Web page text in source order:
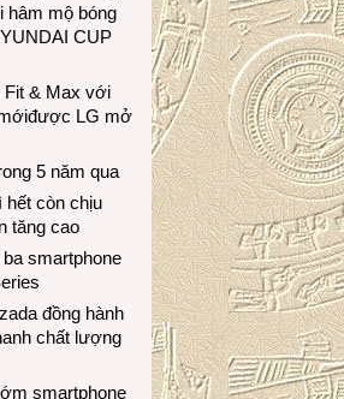
hâm mộ bóng
CUP
Fit & Max với
LG mở
5 năm qua
hết còn chịu
tăng cao
smartphone
đồng hành
chất lượng
smartphone